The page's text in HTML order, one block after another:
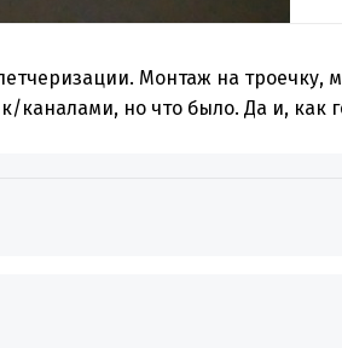
Монтаж на троечку,
но что было. Да и, как